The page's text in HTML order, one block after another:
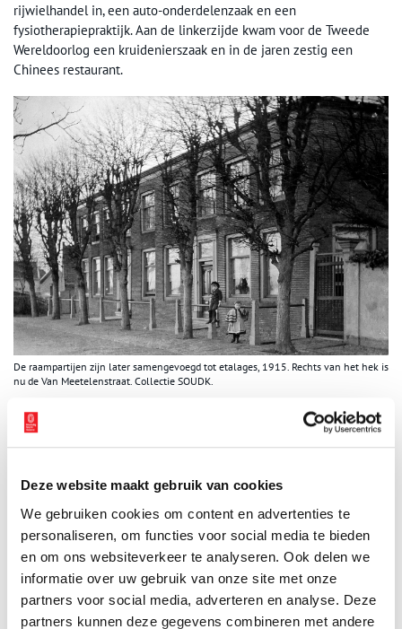
Deze website maakt gebruik van cookies
We gebruiken cookies om content en advertenties te
personaliseren, om functies voor social media te bieden
en om ons websiteverkeer te analyseren. Ook delen we
informatie over uw gebruik van onze site met onze
partners voor social media, adverteren en analyse. Deze
partners kunnen deze gegevens combineren met andere
rijwielhandel in, een auto-onderdelenzaak en een
fysiotherapiepraktijk. Aan de linkerzijde kwam voor de Tweede
Wereldoorlog een kruidenierszaak en in de jaren zestig een
Chinees restaurant.
De raampartijen zijn later samengevoegd tot etalages, 1915. Rechts van het hek is
nu de Van Meetelenstraat. Collectie SOUDK.
Bron:
Publicatiedatum: 06/08/2013
Ontvang de nieuwsbrief
Wilt u op de hoogte blijven van de mooiste verhalen en het
laatste erfgoednieuws? Schrijf u dan nu in voor onze